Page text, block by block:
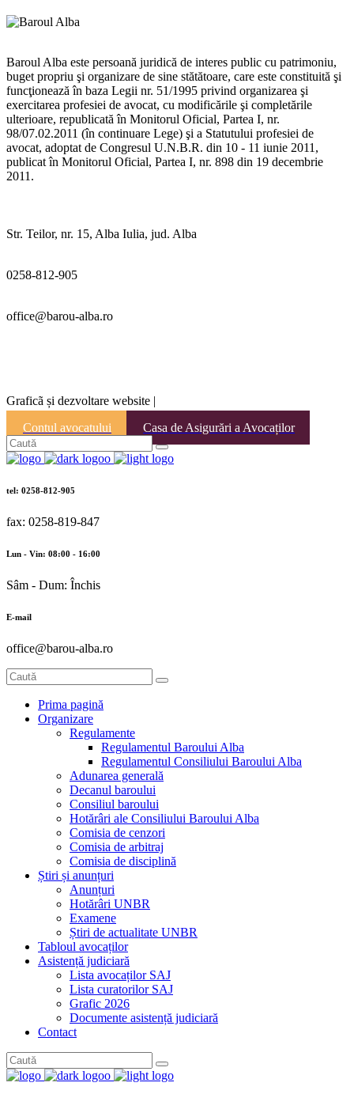
Baroul Alba este persoană juridică de interes public cu patrimoniu,
buget propriu şi organizare de sine stătătoare, care este constituită şi
funcţionează în baza Legii nr. 51/1995 privind organizarea şi
exercitarea profesiei de avocat, cu modificările şi completările
ulterioare, republicată în Monitorul Oficial, Partea I, nr.
98/07.02.2011 (în continuare Lege) şi a Statutului profesiei de
avocat, adoptat de Congresul U.N.B.R. din 10 - 11 iunie 2011,
publicat în Monitorul Oficial, Partea I, nr. 898 din 19 decembrie
2011.
Str. Teilor, nr. 15, Alba Iulia, jud. Alba
0258-812-905
office@barou-alba.ro
Graficã și dezvoltare website |
Contul avocatului
Casa de Asigurări a Avocaților
tel: 0258-812-905
fax: 0258-819-847
Lun - Vin: 08:00 - 16:00
Sâm - Dum: Închis
E-mail
office@barou-alba.ro
Prima pagină
Organizare
Regulamente
Regulamentul Baroului Alba
Regulamentul Consiliului Baroului Alba
Adunarea generală
Decanul baroului
Consiliul baroului
Hotărâri ale Consiliului Baroului Alba
Comisia de cenzori
Comisia de arbitraj
Comisia de disciplină
Știri și anunțuri
Anunțuri
Hotărâri UNBR
Examene
Știri de actualitate UNBR
Tabloul avocaților
Asistență judiciară
Lista avocaților SAJ
Lista curatorilor SAJ
Grafic 2026
Documente asistență judiciară
Contact